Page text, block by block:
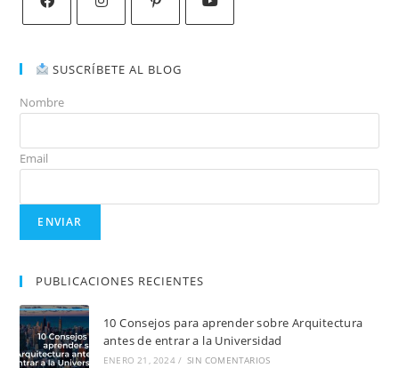
SUSCRÍBETE AL BLOG
Nombre
Email
PUBLICACIONES RECIENTES
10 Consejos para aprender sobre Arquitectura
antes de entrar a la Universidad
ENERO 21, 2024 / SIN COMENTARIOS